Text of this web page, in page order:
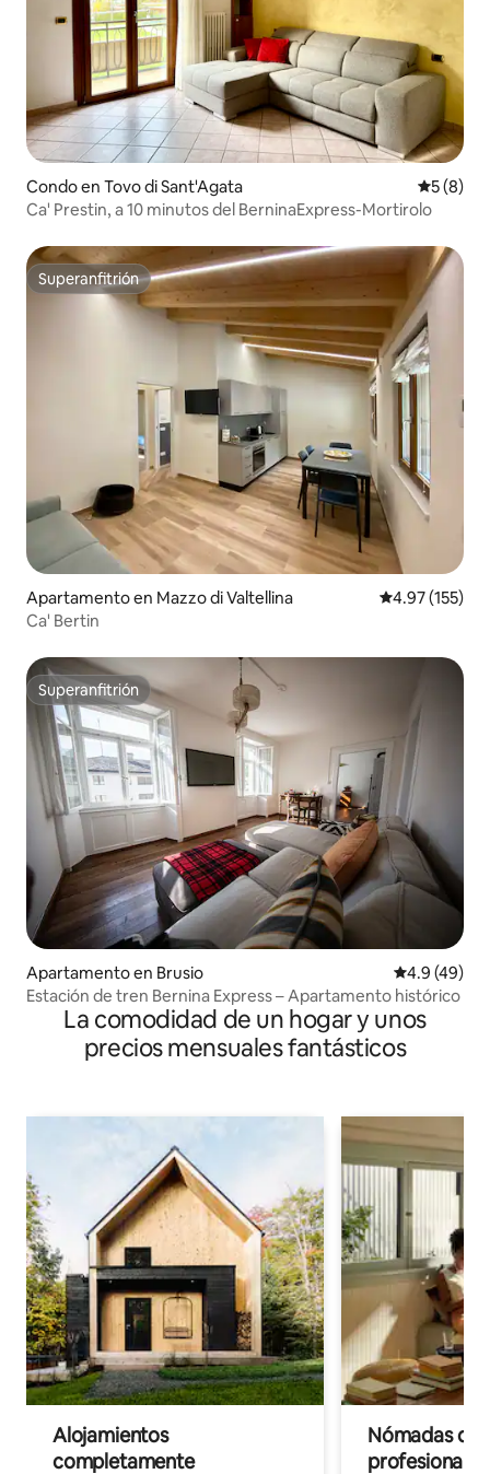
Condo en Tovo di Sant'Agata
5 (8)
Ca' Prestin, a 10 minutos del BerninaExpress-Mortirolo
Superanfitrión
Superanfitrión
Apartamento en Mazzo di Valtellina Calificación
4.97 (155)
Ca' Bertin
Superanfitrión
Superanfitrión
Apartamento en Brusio Calificación
4.9 (49)
Estación de tren Bernina Express – Apartamento histórico
La comodidad de un hogar y unos
precios mensuales fantásticos
Alojamientos
completamente
Nómadas